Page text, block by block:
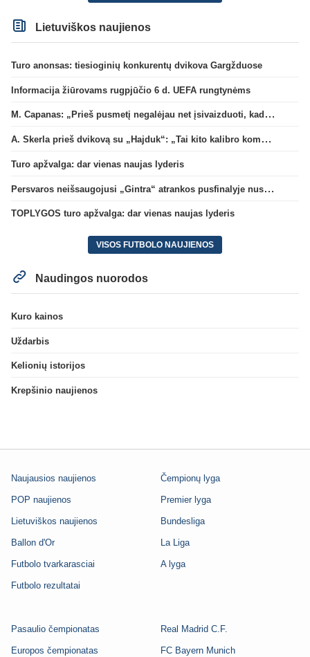
Lietuviškos naujienos
Turo anonsas: tiesioginių konkurentų dvikova Gargžduose
Informacija žiūrovams rugpjūčio 6 d. UEFA rungtynėms
M. Capanas: „Prieš pusmetį negalėjau net įsivaizduoti, kad žaisime prieš „Hajduk“
A. Skerla prieš dvikovą su „Hajduk“: „Tai kito kalibro komanda“
Turo apžvalga: dar vienas naujas lyderis
Persvaros neišsaugojusi „Gintra“ atrankos pusfinalyje nusileido Škotijos čempionėms
TOPLYGOS turo apžvalga: dar vienas naujas lyderis
VISOS FUTBOLO NAUJIENOS
Naudingos nuorodos
Kuro kainos
Uždarbis
Kelionių istorijos
Krepšinio naujienos
Naujausios naujienos
POP naujienos
Lietuviškos naujienos
Ballon d'Or
Futbolo tvarkarasciai
Futbolo rezultatai
Čempionų lyga
Premier lyga
Bundesliga
La Liga
A lyga
Pasaulio čempionatas
Europos čempionatas
Real Madrid C.F.
FC Bayern Munich